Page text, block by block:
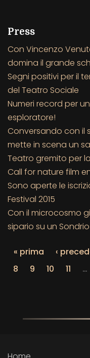
Press
Con Vincenzo
domina il grande
Segni positivi per il
del Teatro Sociale
Numeri record per
esploratore!
Conversando con il
mette in scena un
Teatro gremito per la
Call for nature film
Sono aperte le
Festival 2015
Con il microcosmo
sipario su un
« prima ‹
8
9 10 11 …